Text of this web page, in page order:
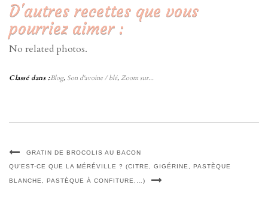
D'autres recettes que vous
pourriez aimer :
No related photos.
Classé dans :Blog, Son d'avoine / blé, Zoom sur...
GRATIN DE BROCOLIS AU BACON
QU’EST-CE QUE LA MÉRÉVILLE ? (CITRE, GIGÉRINE, PASTÈQUE
BLANCHE, PASTÈQUE À CONFITURE,…)